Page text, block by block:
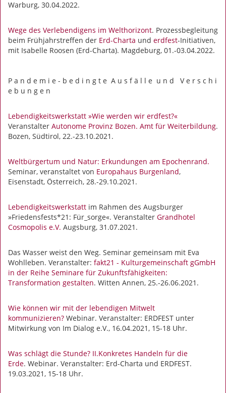
Warburg, 30.04.2022.
Wege des Verlebendigens im Welthorizont. Prozessbegleitung
beim Frühjahrstreffen der Erd-Charta und erdfest-Initiativen,
mit Isabelle Roosen (Erd-Charta). Magdeburg, 01.-03.04.2022.
P a n d e m i e - b e d i n g t e A u s f ä l l e u n d V e r s c h i
e b u n g e n
Lebendigkeitswerkstatt »Wie werden wir erdfest?«
Veranstalter Autonome Provinz Bozen. Amt für Weiterbildung.
Bozen, Südtirol, 22.-23.10.2021.
Weltbürgertum und Natur: Erkundungen am Epochenrand.
Seminar, veranstaltet von Europahaus Burgenland,
Eisenstadt, Österreich, 28.-29.10.2021.
Lebendigkeitswerkstatt im Rahmen des Augsburger
»Friedensfests*21: Für_sorge«. Veranstalter Grandhotel
Cosmopolis e.V. Augsburg, 31.07.2021.
Das Wasser weist den Weg. Seminar gemeinsam mit Eva
Wohlleben. Veranstalter: fakt21 - Kulturgemeinschaft gGmbH
in der Reihe Seminare für Zukunftsfähigkeiten:
Transformation gestalten. Witten Annen, 25.-26.06.2021.
Wie können wir mit der lebendigen Mitwelt
kommunizieren? Webinar. Veranstalter: ERDFEST unter
Mitwirkung von Im Dialog e.V., 16.04.2021, 15-18 Uhr.
Was schlägt die Stunde? II.Konkretes Handeln für die
Erde. Webinar. Veranstalter: Erd-Charta und ERDFEST.
19.03.2021, 15-18 Uhr.